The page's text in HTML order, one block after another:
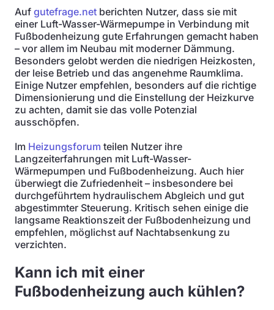
Auf gutefrage.net berichten Nutzer, dass sie mit
einer Luft-Wasser-Wärmepumpe in Verbindung mit
Fußbodenheizung gute Erfahrungen gemacht haben
– vor allem im Neubau mit moderner Dämmung.
Besonders gelobt werden die niedrigen Heizkosten,
der leise Betrieb und das angenehme Raumklima.
Einige Nutzer empfehlen, besonders auf die richtige
Dimensionierung und die Einstellung der Heizkurve
zu achten, damit sie das volle Potenzial
ausschöpfen.
Im Heizungsforum teilen Nutzer ihre
Langzeiterfahrungen mit Luft-Wasser-
Wärmepumpen und Fußbodenheizung. Auch hier
überwiegt die Zufriedenheit – insbesondere bei
durchgeführtem hydraulischem Abgleich und gut
abgestimmter Steuerung. Kritisch sehen einige die
langsame Reaktionszeit der Fußbodenheizung und
empfehlen, möglichst auf Nachtabsenkung zu
verzichten.
Kann ich mit einer
Fußbodenheizung auch kühlen?